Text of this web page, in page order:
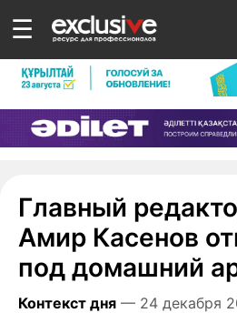
☰
Главный
Амир Касенов
под домашний
Контекст дня — 24 декабря